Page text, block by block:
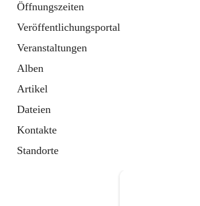
Öffnungszeiten
Veröffentlichungsportal
Veranstaltungen
Alben
Artikel
Dateien
Kontakte
Standorte